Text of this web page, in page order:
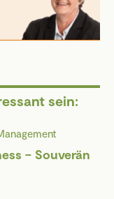
sein:
– Souverän